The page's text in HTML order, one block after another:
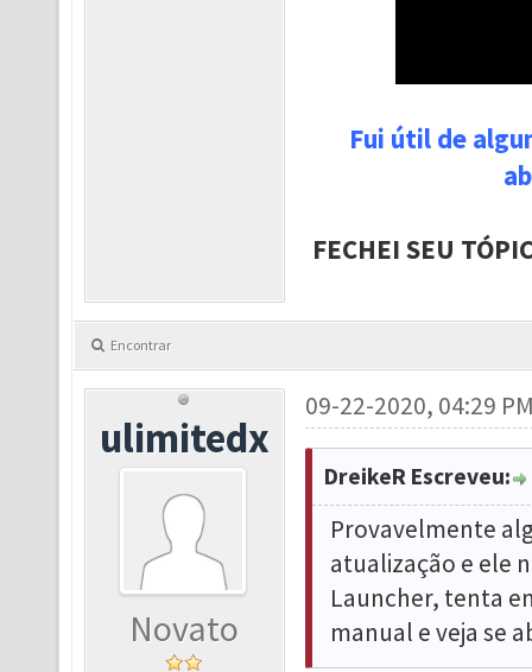
Fui útil de
FECHEI SEU
Encontrar
ulimitedx
Novato
09-22-2020, 04:29
DreikeR Escreveu:
Provavelmente
atualização e ele
Launcher, tenta
manual e veja se